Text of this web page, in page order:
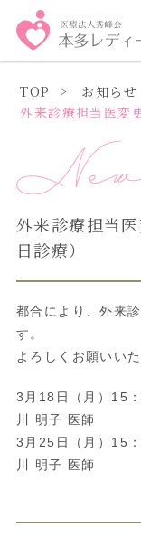
TOP
お知らせ
外来診療担当医変
外来診療担当
日診療）
都合により、外来
す。
よろしくお願いいた
3月18日（月）
川 明子 医師
3月25日（月）
川 明子 医師